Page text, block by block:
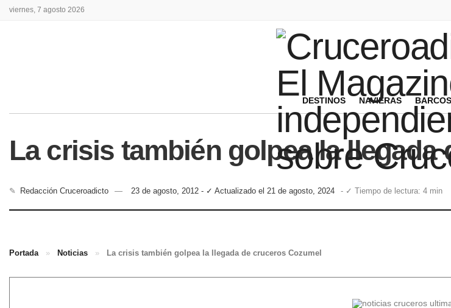
viernes, 7 agosto 2026
DESTINOS NAVIERAS BARCOS
La crisis también golpea la llegada
✎ Redacción Cruceroadicto 23 de agosto, 2012 - ✓ Actualizado el 21 de agosto, 2024 - ✓ Tiempo de lectura: 4 min
Portada » Noticias » La crisis también golpea la llegada de cruceros Cozumel